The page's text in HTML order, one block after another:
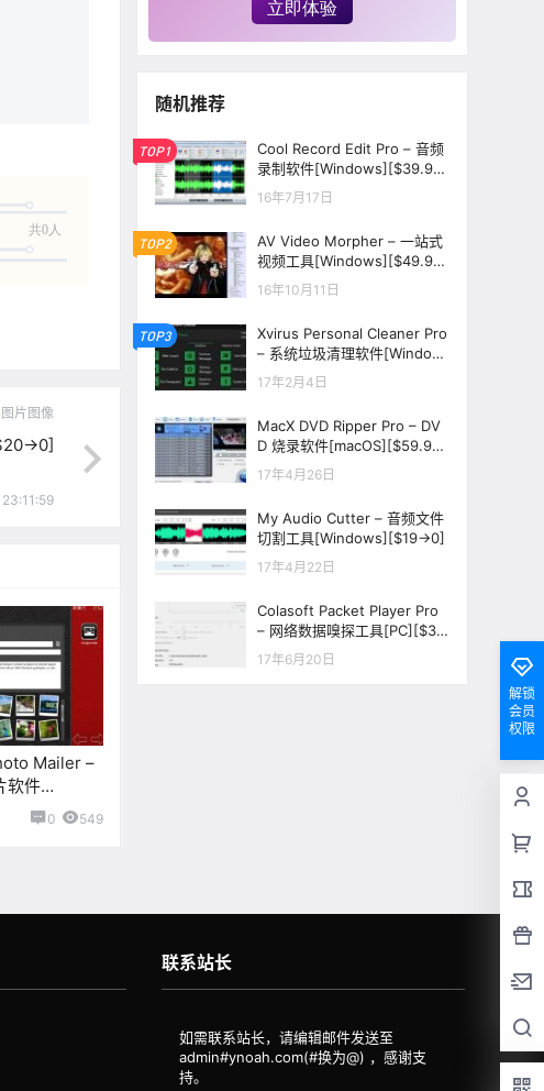
共0人
图片图像
Mailer –
软件
0 549
随机推荐
TOP1
Cool Record Edit Pro – 音频
录制软件[Windows][$39.99
→0]
16年7月17日
TOP2
AV Video Morpher – 一站式
视频工具[Windows][$49.95
→0]
16年10月11日
TOP3
Xvirus Personal Cleaner Pro
– 系统垃圾清理软件[Window
s][$24.99→0]
17年2月4日
MacX DVD Ripper Pro – DV
D 烧录软件[macOS][$59.95
→0]
17年4月26日
My Audio Cutter – 音频文件
切割工具[Windows][$19→0]
17年4月22日
Colasoft Packet Player Pro
– 网络数据嗅探工具[PC][$39
5→0]
17年6月20日
解锁
会员
权限
联系站长
如需联系站长，请编辑邮件发送至
admin#ynoah.com(#换为@) ，感谢支
持。